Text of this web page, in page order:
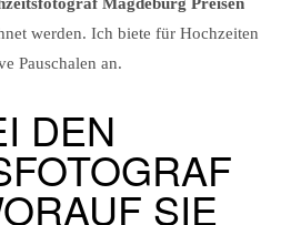
werden. Ich biete für Hochzeiten
Pauschalen an.
DEN
SIE